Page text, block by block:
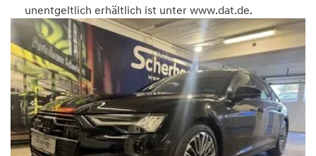
unentgeltlich erhältlich ist unter www.dat.de.